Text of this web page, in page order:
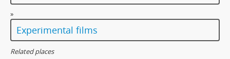
»
Experimental films
Related places